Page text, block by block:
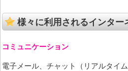
様々に利用されるインター
コミュニケーション
電子メール、チャット（リアルタイ